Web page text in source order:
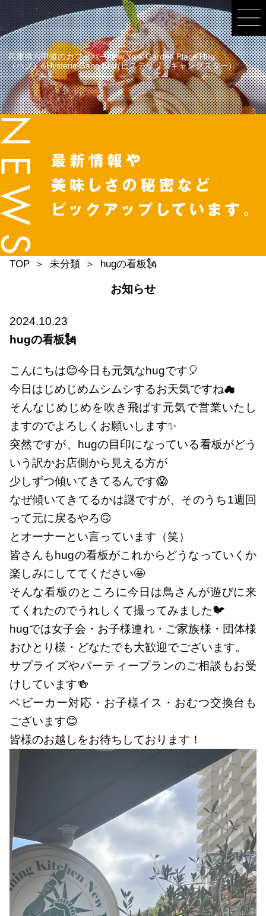
兵庫県六甲道のカフェバーNew York Garden Place Hug
（ハグ）&Hysteric Gang Star(ヒステリックギャングスター)
TOP 未分類 hugの看板🗽
お知らせ
2024.10.23
hugの看板🗽
こんにちは😊今日も元気なhugです🎈
今日はじめじめムシムシするお天気ですね☁
そんなじめじめを吹き飛ばす元気で営業いたし
ますのでよろしくお願いします✨
突然ですが、hugの目印になっている看板がどう
いう訳かお店側から見える方が
少しずつ傾いてきてるんです😱
なぜ傾いてきてるかは謎ですが、そのうち1週回
って元に戻るやろ🙃
とオーナーとい言っています（笑）
皆さんもhugの看板がこれからどうなっていくか
楽しみにしててください🤩
そんな看板のところに今日は鳥さんが遊びに来
てくれたのでうれしくて撮ってみました🐦
hugでは女子会・お子様連れ・ご家族様・団体様
おひとり様・どなたでも大歓迎でございます。
サプライズやパーティープランのご相談もお受
けしています🍻
ベビーカー対応・お子様イス・おむつ交換台も
ございます😊
皆様のお越しをお待ちしております！